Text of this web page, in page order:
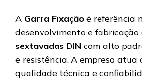
A Garra Fixação é referência
desenvolvimento e fabricação
sextavadas DIN com alto
e resistência. A empresa atua
qualidade técnica e